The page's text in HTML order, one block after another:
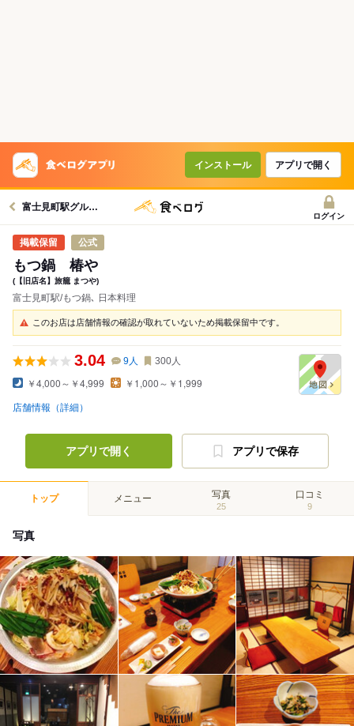
インストール アプリで開く
富士見町駅グルメへ
ログイン
公式
もつ鍋 椿や
(【旧店名】旅籠 まつや)
富士見町駅/もつ鍋､ 日本料理
このお店は店舗情報の確認が取れていないため掲載保留中です。
3.04 9人 300人
￥4,000～￥4,999 ￥1,000～￥1,999
店舗情報（詳細）
アプリで開く アプリで保存
トップ メニュー 写真
25
口コミ
9
写真